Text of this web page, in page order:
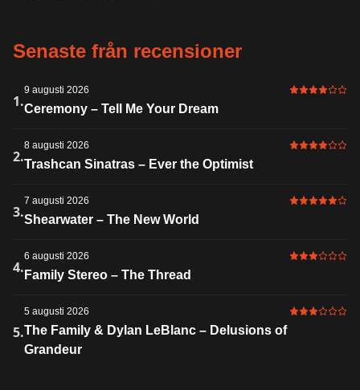
Senaste från recensioner
1.
9 augusti 2026 4 av 6 i
Ceremony – Tell Me Your Dream
2.
8 augusti 2026 4 av 6 i
Trashcan Sinatras – Ever the Optimist
3.
7 augusti 2026 5 av 6 i
Shearwater – The New World
4.
6 augusti 2026 3 av 6 i
Family Stereo – The Thread
5.
5 augusti 2026 3 av 6 i
The Family & Dylan LeBlanc – Delusions of
Grandeur